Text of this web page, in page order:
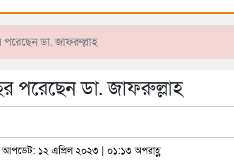
ডা. জাফরুল্লাহ
পরেছেন ডা. জাফরুল্লাহ
১২ এপ্রিল ২০২৩ | ০১:১৩ অপরাহ্ণ